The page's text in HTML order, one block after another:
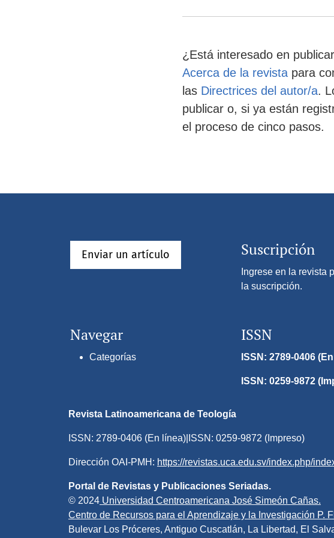
¿Está interesado en
Acerca de la revista para
las Directrices del autor/a.
publicar o, si ya están
el proceso de cinco pasos.
Enviar un artículo Suscripción
Ingrese en la revista
la suscripción.
Navegar
Categorías
ISSN
ISSN: 2789-0406
ISSN: 0259-9872
Revista Latinoamericana de Teología
ISSN: 2789-0406 (En línea)|ISSN: 0259-9872 (Impreso)
Dirección OAI-PMH: https://revistas.uca.edu.sv/index.php/
Portal de Revistas y Publicaciones Seriadas.
© 2024 Universidad Centroamericana José Simeón Cañas.
Centro de Recursos para el Aprendizaje y la Investigación P.
Bulevar Los Próceres, Antiguo Cuscatlán, La Libertad, El